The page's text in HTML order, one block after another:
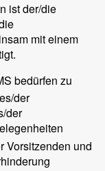
ist der/die
mit einem
bedürfen zu
der
der
Vorsitzenden und